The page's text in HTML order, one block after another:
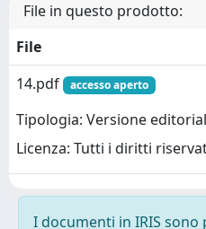
File in questo prodotto:
File
14.pdf
accesso aperto
Tipologia: Versione
Licenza: Tutti i diritti
I documenti in IRIS